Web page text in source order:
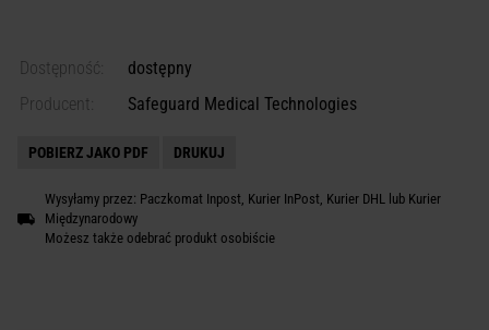
Dostępność:
dostępny
Producent:
Safeguard Medical Technologies
POBIERZ JAKO PDF DRUKUJ
Wysyłamy przez: Paczkomat Inpost, Kurier InPost, Kurier DHL lub Kurier
Międzynarodowy
Możesz także odebrać produkt osobiście